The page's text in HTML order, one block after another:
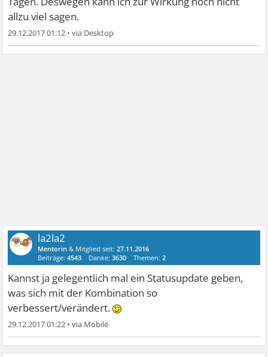
allzu viel sagen.
29.12.2017 01:12 •
la2la2
Mentorin & Mitglied seit:27.11.2016
Beiträge:4543 Danke:3630 Themen:2
Kannst ja gelegentlich mal ein Statusupdate geben,
was sich mit der Kombination so
verbessert/verändert.
29.12.2017 01:22 •